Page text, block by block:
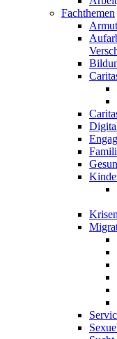
Fachthemen
Armut